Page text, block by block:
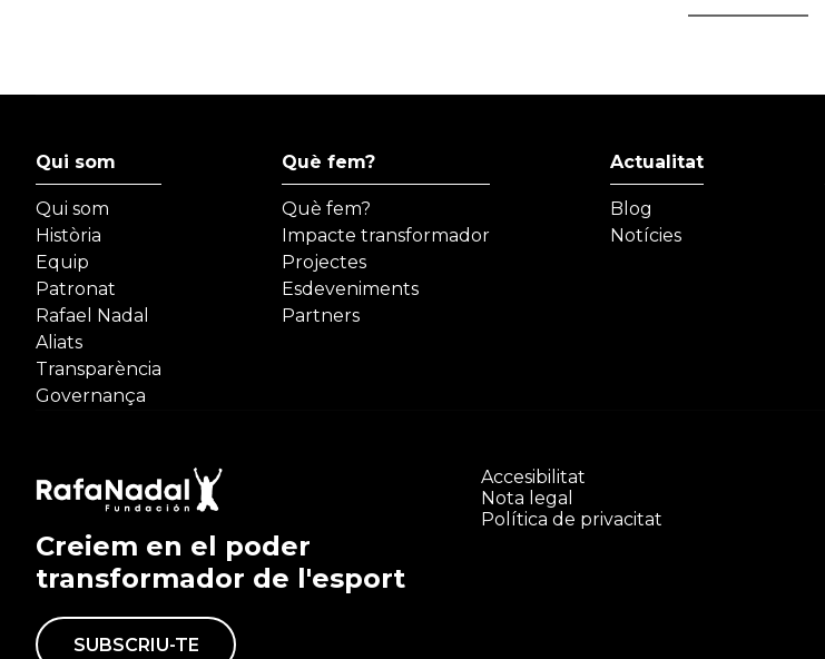
Qui som
Qui som
Història
Equip
Patronat
Rafael Nadal
Aliats
Transparència
Governança
Què fem?
Què fem?
Impacte transformador
Projectes
Esdeveniments
Partners
Actualitat
Blog
Notícies
Creiem en el poder
transformador de l'esport
SUBSCRIU-TE
Accesibilitat
Nota legal
Política de privacitat